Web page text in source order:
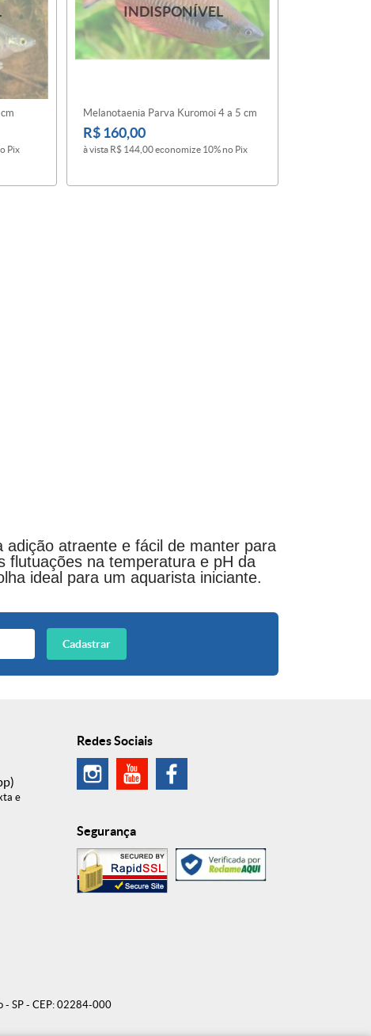
Pix
Melanotaenia Parva Kuromoi 4 a 5 cm
R$ 160,00
à vista R$ 144,00economize 10% no Pix
atraente e fácil de manter para
flutuações na temperatura e pH da
ideal para um aquarista iniciante.
Cadastrar
e
Redes Sociais
Segurança
- SP - CEP: 02284-000